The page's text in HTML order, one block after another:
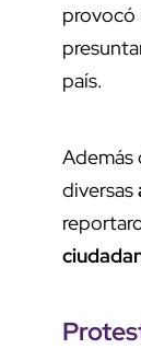
provocó
país.
Además
diversas